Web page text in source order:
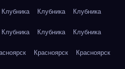
Клубника Клубника Клубника
Клубника Клубника Клубника
Красноярск Красноярск